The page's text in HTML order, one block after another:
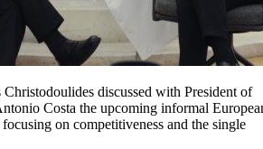
discussed with President of
Costa the upcoming informal
on competitiveness and the single